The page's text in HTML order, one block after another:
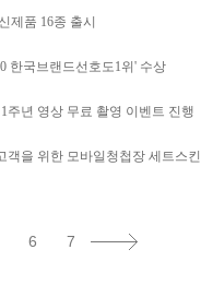
제품 16종 출시
한국브랜드선호도1위' 수상
주년 영상 무료 촬영 이벤트 진행
객을 위한 모바일청첩장 세트스
6 7